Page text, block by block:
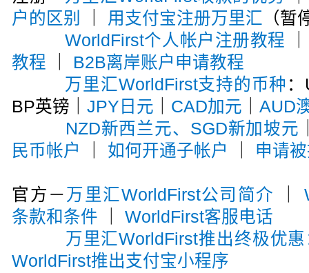
户的区别
用支付宝注册万里汇
（暂
WorldFirst个人帐户注册教程
教程
B2B离岸账户申请教程
万里汇WorldFirst支持的币种
BP英镑｜JPY日元 CAD加元 ｜AUD
NZD新西兰元、SGD新加坡元
民币帐户
如何开通子帐户 申请
官方－ 万里汇WorldFirst公司简介
条款和条件 ｜WorldFirst客服电话
万里汇WorldFirst推出终极优
WorldFirst推出支付宝小程序